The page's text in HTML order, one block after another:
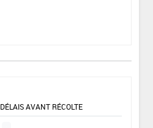
DÉLAIS AVANT RÉCOLTE